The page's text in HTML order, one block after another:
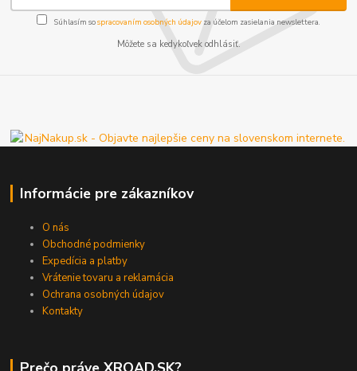
Súhlasím sospracovaním osobných údajov za účelom zasielania newslettera.
Môžete sa kedykoľvek odhlásiť.
Informácie pre zákazníkov
O nás
Obchodné podmienky
Expedícia a platby
Vrátenie tovaru a reklamácia
Ochrana osobných údajov
Kontakty